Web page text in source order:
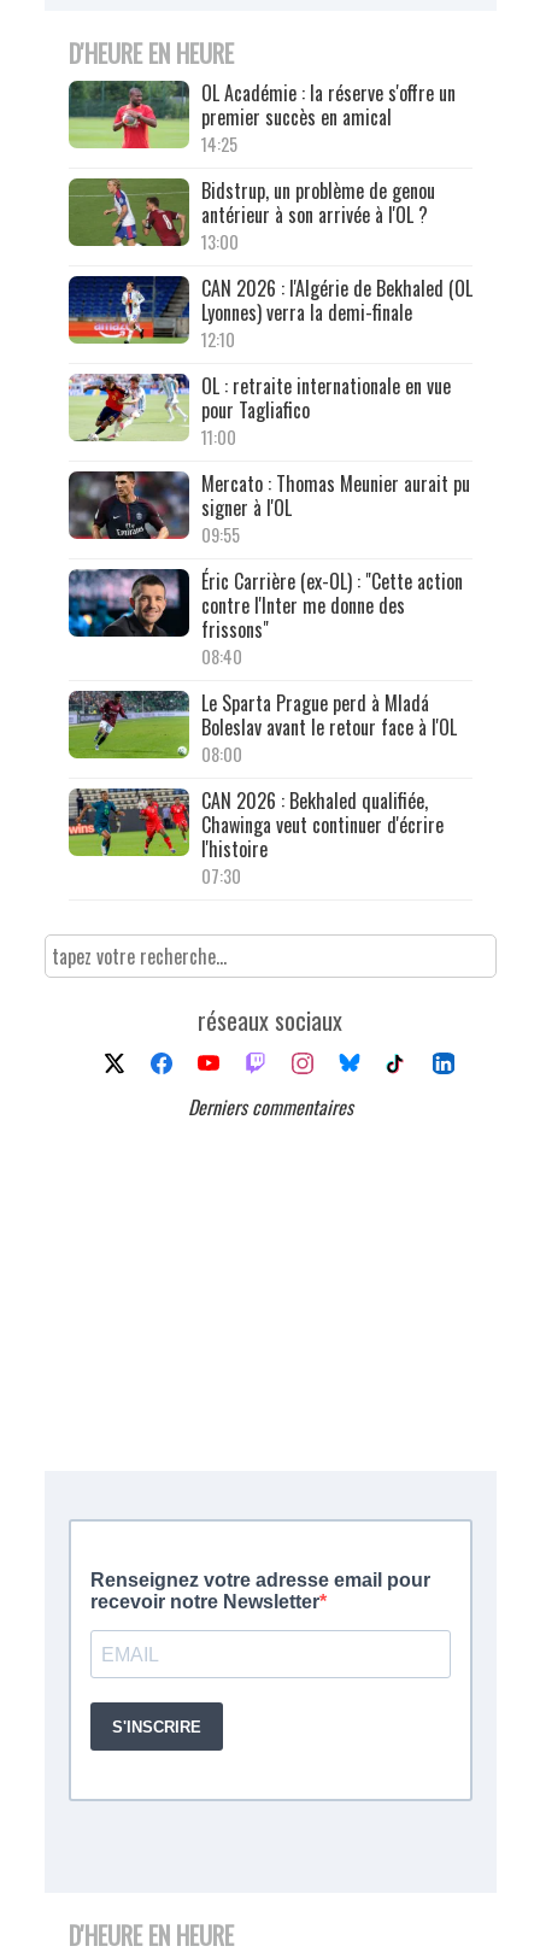
D'HEURE EN HEURE
OL Académie : la réserve s'offre un
premier succès en amical
14:25
Bidstrup, un problème de genou
antérieur à son arrivée à l'OL ?
13:00
CAN 2026 : l'Algérie de Bekhaled (OL
Lyonnes) verra la demi-finale
12:10
OL : retraite internationale en vue
pour Tagliafico
11:00
Mercato : Thomas Meunier aurait pu
signer à l'OL
09:55
Éric Carrière (ex-OL) : "Cette action
contre l'Inter me donne des
frissons"
08:40
Le Sparta Prague perd à Mladá
Boleslav avant le retour face à l'OL
08:00
CAN 2026 : Bekhaled qualifiée,
Chawinga veut continuer d'écrire
l'histoire
07:30
réseaux sociaux
Derniers commentaires
D'HEURE EN HEURE